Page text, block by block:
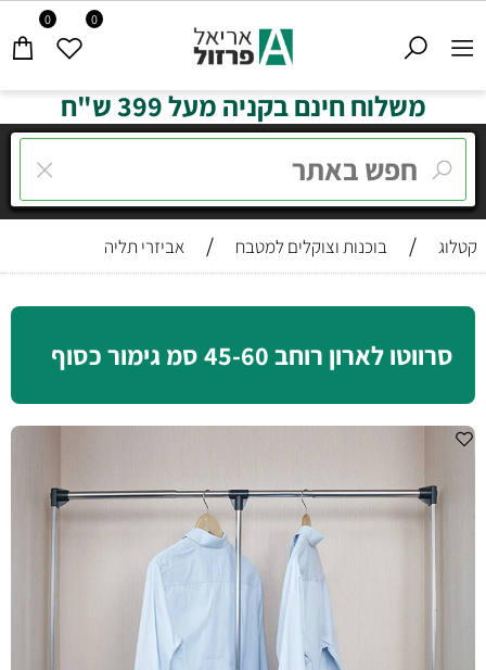
0 0
משלוח חינם בקניה מעל 399 ש"ח
קטלוג / בוכנות וצוקלים למטבח / אביזרי תליה
סרווטו לארון רוחב 45-60 סמ גימור כסוף